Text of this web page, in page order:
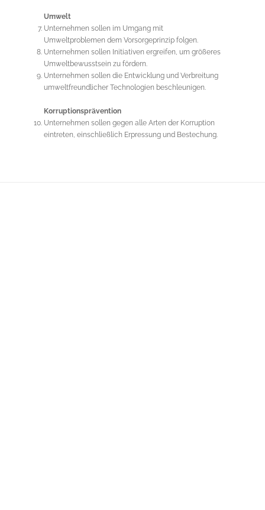
Umwelt
Unternehmen sollen im Umgang mit
Umweltproblemen dem Vorsorgeprinzip folgen.
Unternehmen sollen Initiativen ergreifen, um größeres
Umweltbewusstsein zu fördern.
Unternehmen sollen die Entwicklung und Verbreitung
umweltfreundlicher Technologien beschleunigen.
Korruptionsprävention
Unternehmen sollen gegen alle Arten der Korruption
eintreten, einschließlich Erpressung und Bestechung.